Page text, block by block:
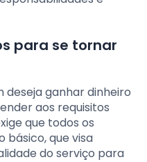
para se tornar
deseja ganhar dinheiro
aos requisitos
que todos os
básico, que visa
do serviço para